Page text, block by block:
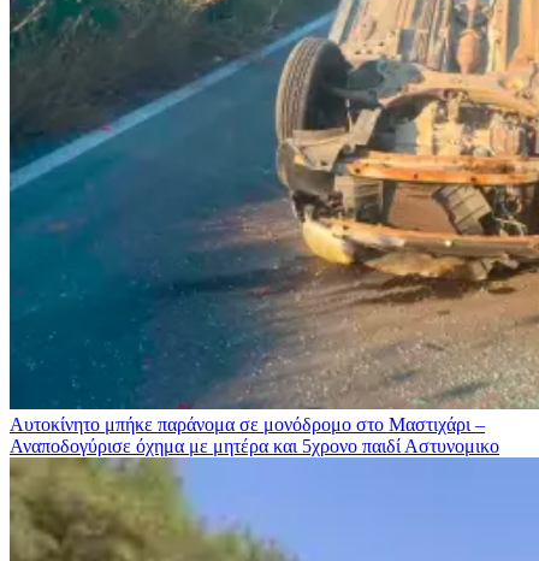
Αυτοκίνητο μπήκε παράνομα σε μονόδρομο στο Μαστιχάρι –
Αναποδογύρισε όχημα με μητέρα και 5χρονο παιδί Αστυνομικο